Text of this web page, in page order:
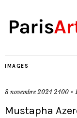
IMAGES
8 novembre 2024 2400 ×
Mustapha